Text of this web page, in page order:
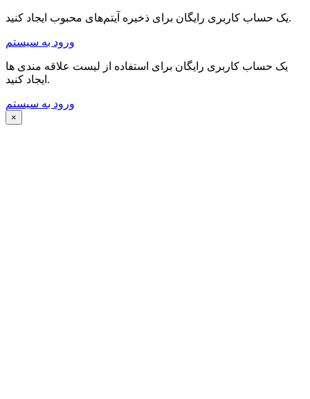
یک حساب کاربری رایگان برای ذخیره آیتم‌های محبوب ایجاد کنید.
ورود به سیستم
یک حساب کاربری رایگان برای استفاده از لیست علاقه مندی ها
ایجاد کنید.
ورود به سیستم
×